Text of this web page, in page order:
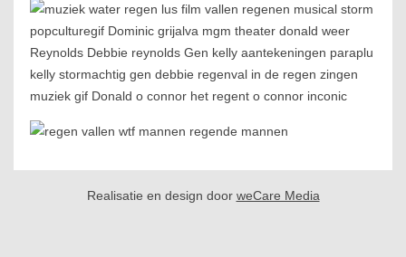
Realisatie en design door weCare Media